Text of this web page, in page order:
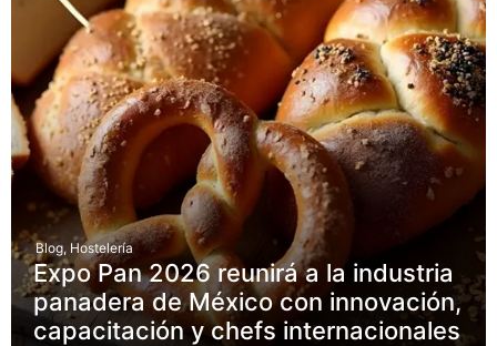
Blog, Hostelería
Expo Pan 2026 reunirá a la industria
panadera de México con innovación,
capacitación y chefs internacionales